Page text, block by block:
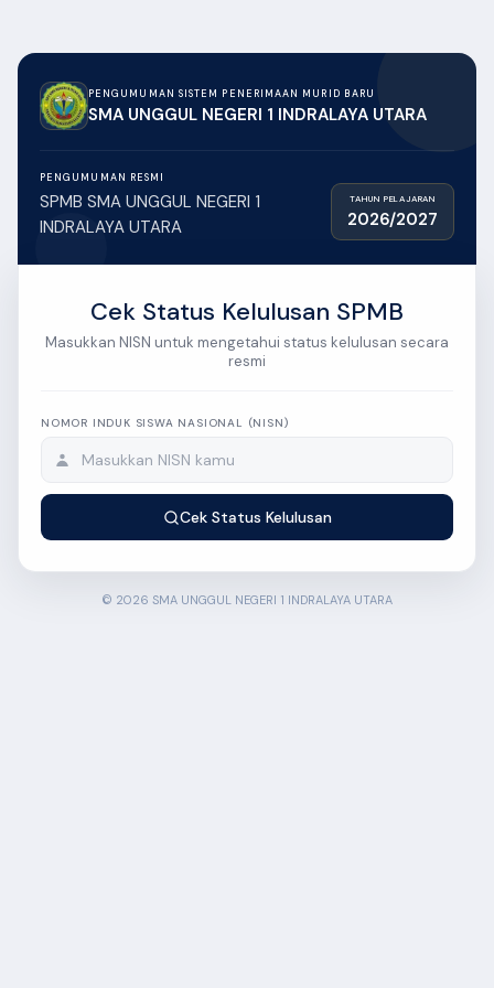
PENGUMUMAN SISTEM PENERIMAAN MURID BARU
SMA UNGGUL NEGERI 1 INDRALAYA UTARA
PENGUMUMAN RESMI
SPMB SMA UNGGUL NEGERI 1
INDRALAYA UTARA
TAHUN PELAJARAN
2026/2027
Cek Status Kelulusan SPMB
Masukkan NISN untuk mengetahui status kelulusan secara
resmi
NOMOR INDUK SISWA NASIONAL (NISN)
Cek Status Kelulusan
© 2026 SMA UNGGUL NEGERI 1 INDRALAYA UTARA